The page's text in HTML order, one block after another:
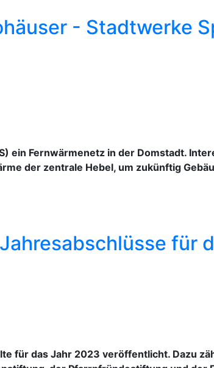
- Stadtwerke
ein Fernwärmenetz in der Domstadt.
der zentrale Hebel, um zukünftig
für
für das Jahr 2023 veröffentlicht. Dazu